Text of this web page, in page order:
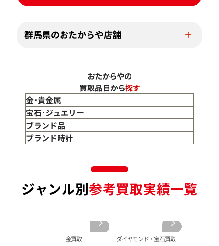
群馬県のおたからや店舗
おたからやの
買取品目から探す
金･貴金属
金 買取
金のインゴット 買取
金のアクセサリー 買取
金のブレスレット 買取
金のブローチ 買取
宝石･ジュエリー
宝石･ジュエリー買取
ダイヤモンド 買取
オパール 買取
パライバトルマリン 買取
パール 買取
ブランド品
バッグ･小物 買取
ルイ･ヴィトン 買取
カルティエ 買取
ハリー･ウィンストン 買取
ヴァンクリーフ&
ブランド時計
フィリップ 買取
シャネル 買取
ジャンル別参考買取実績一覧
金買取 ダイヤモンド・宝石買取